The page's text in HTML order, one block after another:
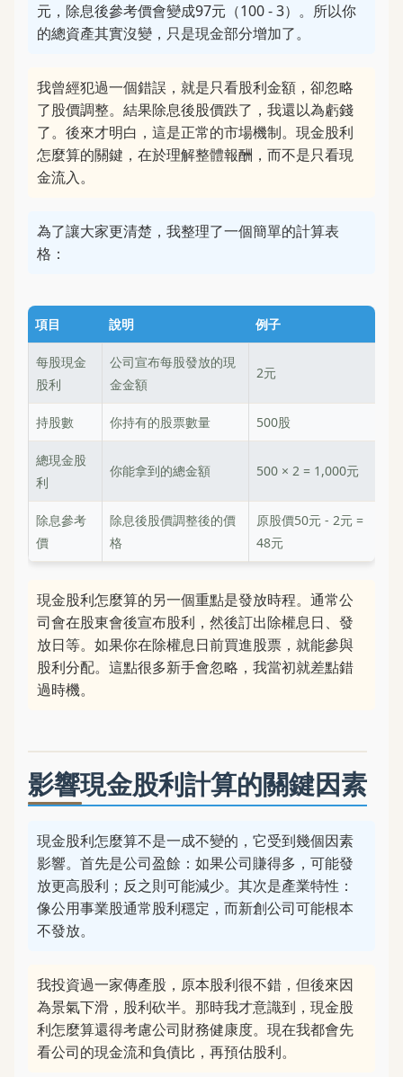
元，除息後參考價會變成97元（100 - 3）。所以你
的總資產其實沒變，只是現金部分增加了。
我曾經犯過一個錯誤，就是只看股利金額，卻忽略
了股價調整。結果除息後股價跌了，我還以為虧錢
了。後來才明白，這是正常的市場機制。現金股利
怎麼算的關鍵，在於理解整體報酬，而不是只看現
金流入。
為了讓大家更清楚，我整理了一個簡單的計算表
格：
項目 說明 例子
每股現金
股利
公司宣布每股發放的現
金金額
2元
持股數 你持有的股票數量 500股
總現金股
利
你能拿到的總金額 500 × 2 = 1,000元
除息參考
價
除息後股價調整後的價
格
原股價50元 - 2元 =
48元
現金股利怎麼算的另一個重點是發放時程。通常公
司會在股東會後宣布股利，然後訂出除權息日、發
放日等。如果你在除權息日前買進股票，就能參與
股利分配。這點很多新手會忽略，我當初就差點錯
過時機。
影響現金股利計算的關鍵因素
現金股利怎麼算不是一成不變的，它受到幾個因素
影響。首先是公司盈餘：如果公司賺得多，可能發
放更高股利；反之則可能減少。其次是產業特性：
像公用事業股通常股利穩定，而新創公司可能根本
不發放。
我投資過一家傳產股，原本股利很不錯，但後來因
為景氣下滑，股利砍半。那時我才意識到，現金股
利怎麼算還得考慮公司財務健康度。現在我都會先
看公司的現金流和負債比，再預估股利。